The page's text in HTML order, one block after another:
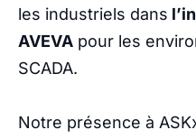
les industriels dans
AVEVA pour les
SCADA.
Notre présence à